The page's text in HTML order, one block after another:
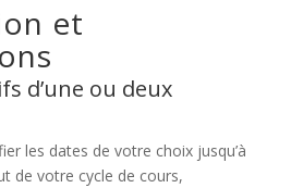
et
d’une ou deux
les dates de votre choix jusqu’à
de votre cycle de cours,